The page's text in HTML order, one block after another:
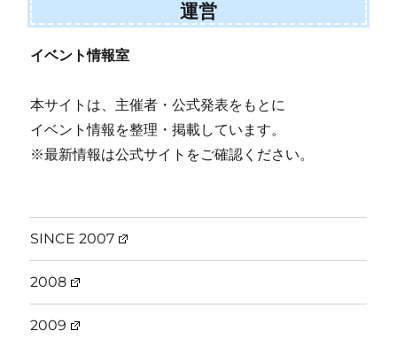
運営
イベント情報室
本サイトは、主催者・公式発表をもとに
イベント情報を整理・掲載しています。
※最新情報は公式サイトをご確認ください。
SINCE 2007
2008
2009